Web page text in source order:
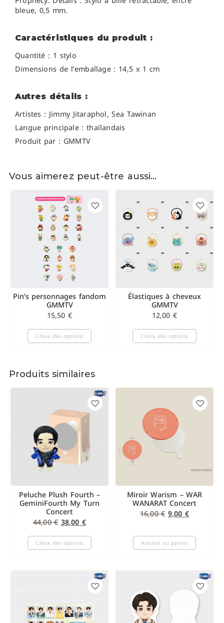
bleue, 0,5 mm.
Caractéristiques du produit :
Quantité : 1 stylo
Dimensions de l’emballage : 14,5 x 1 cm
Autres détails :
Artistes : Jimmy Jitaraphol, Sea Tawinan
Langue principale : thaïlandais
Produit par : GMMTV
Vous aimerez peut-être aussi…
Pin’s personnages fandom
GMMTV
15,50 €
Choix des options
Élastiques à cheveux
GMMTV
12,00 €
Choix des options
Produits similaires
Peluche Plush Fourth –
GeminiFourth My Turn
Concert
44,00€ 38,00 €
Choix des options
Miroir Warism – WAR
WANARAT Concert
16,00€ 9,00 €
Ajouter au panier